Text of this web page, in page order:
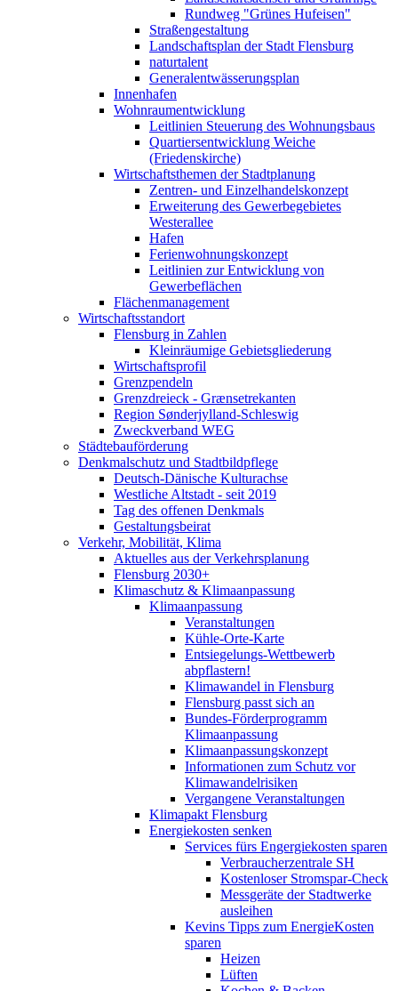
Rundweg "Grünes Hufeisen"
Straßengestaltung
Landschaftsplan der Stadt Flensburg
naturtalent
Generalentwässerungsplan
Innenhafen
Wohnraumentwicklung
Leitlinien Steuerung des Wohnungsbaus
Quartiersentwicklung Weiche
(Friedenskirche)
Wirtschaftsthemen der Stadtplanung
Zentren- und Einzelhandelskonzept
Erweiterung des Gewerbegebietes
Westerallee
Hafen
Ferienwohnungskonzept
Leitlinien zur Entwicklung von
Gewerbeflächen
Flächenmanagement
Wirtschaftsstandort
Flensburg in Zahlen
Kleinräumige Gebietsgliederung
Wirtschaftsprofil
Grenzpendeln
Grenzdreieck - Grænsetrekanten
Region Sønderjylland-Schleswig
Zweckverband WEG
Städtebauförderung
Denkmalschutz und Stadtbildpflege
Deutsch-Dänische Kulturachse
Westliche Altstadt - seit 2019
Tag des offenen Denkmals
Gestaltungsbeirat
Verkehr, Mobilität, Klima
Aktuelles aus der Verkehrsplanung
Flensburg 2030+
Klimaschutz & Klimaanpassung
Klimaanpassung
Veranstaltungen
Kühle-Orte-Karte
Entsiegelungs-Wettbewerb
abpflastern!
Klimawandel in Flensburg
Flensburg passt sich an
Bundes-Förderprogramm
Klimaanpassung
Klimaanpassungskonzept
Informationen zum Schutz vor
Klimawandelrisiken
Vergangene Veranstaltungen
Klimapakt Flensburg
Energiekosten senken
Services fürs Engergiekosten sparen
Verbraucherzentrale SH
Kostenloser Stromspar-Check
Messgeräte der Stadtwerke
ausleihen
Kevins Tipps zum EnergieKosten
sparen
Heizen
Lüften